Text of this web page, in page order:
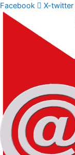
Facebook
X-twitter